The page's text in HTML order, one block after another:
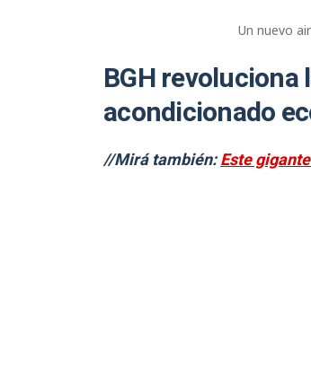
Un nuevo
BGH
acondicionado
//Mirá también:Este